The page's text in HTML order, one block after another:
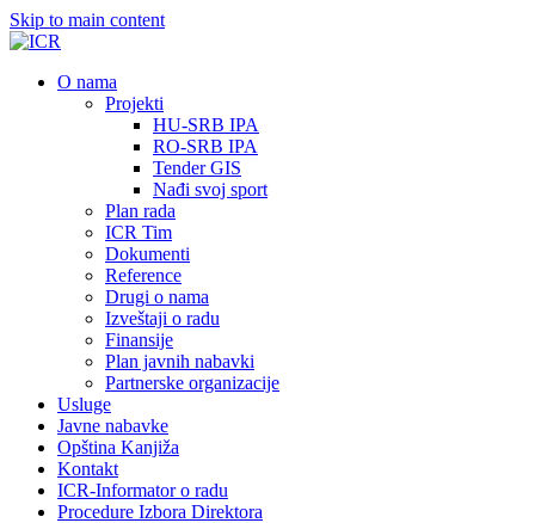
Skip to main content
О nama
Projekti
HU-SRB IPA
RO-SRB IPA
Tender GIS
Nađi svoj sport
Plan rada
ICR Tim
Dokumenti
Reference
Drugi o nama
Izveštaji o radu
Finansije
Plan javnih nabavki
Partnerske organizacije
Usluge
Javne nabavke
Opština Kanjiža
Kontakt
ICR-Informator o radu
Procedure Izbora Direktora